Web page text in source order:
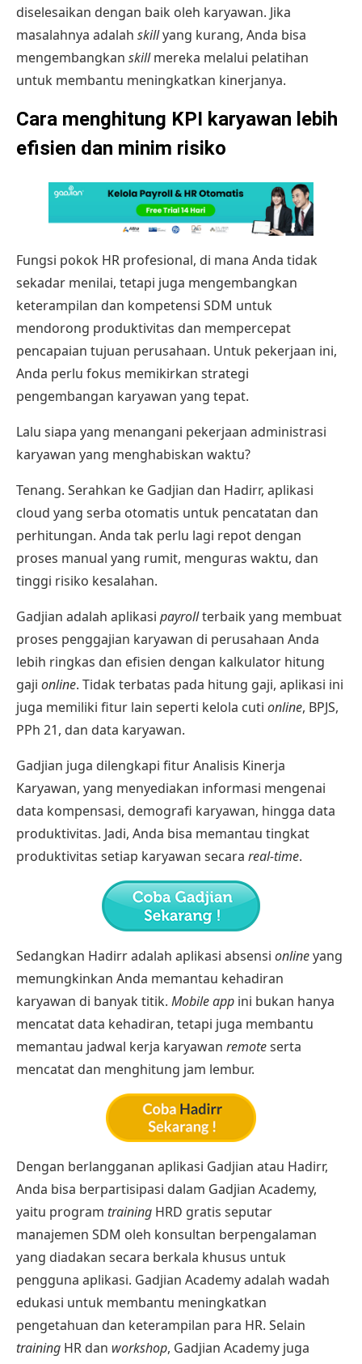
diselesaikan dengan baik oleh karyawan. Jika
masalahnya adalah skillyang kurang, Anda bisa
mengembangkan skillmereka melalui pelatihan
untuk membantu meningkatkan kinerjanya.
Cara menghitung KPI karyawan lebih
efisien dan minim risiko
Fungsi pokok HR profesional, di mana Anda tidak
sekadar menilai, tetapi juga mengembangkan
keterampilan dan kompetensi SDM untuk
mendorong produktivitas dan mempercepat
pencapaian tujuan perusahaan. Untuk pekerjaan ini,
Anda perlu fokus memikirkan strategi
pengembangan karyawan yang tepat.
Lalu siapa yang menangani pekerjaan administrasi
karyawan yang menghabiskan waktu?
Tenang. Serahkan ke Gadjian dan Hadirr, aplikasi
cloud yang serba otomatis untuk pencatatan dan
perhitungan. Anda tak perlu lagi repot dengan
proses manual yang rumit, menguras waktu, dan
tinggi risiko kesalahan.
Gadjian adalah aplikasi payrollterbaikyang membuat
proses penggajian karyawan di perusahaan Anda
lebih ringkas dan efisien dengan kalkulator hitung
gaji online. Tidak terbatas pada hitung gaji, aplikasi ini
juga memiliki fitur lain seperti kelola cuti online, BPJS,
PPh 21, dan data karyawan.
Gadjian juga dilengkapi fiturAnalisis Kinerja
Karyawan, yang menyediakan informasi mengenai
data kompensasi, demografi karyawan, hingga data
produktivitas. Jadi, Anda bisa memantau tingkat
produktivitas setiap karyawan secara real-time.
Sedangkan Hadirradalah aplikasi absensi onlineyang
memungkinkan Anda memantau kehadiran
karyawan di banyak titik. Mobile app ini bukan hanya
mencatat data kehadiran, tetapi juga membantu
memantau jadwal kerja karyawan remoteserta
mencatat dan menghitung jam lembur.
Dengan berlangganan aplikasi Gadjian atau Hadirr,
Anda bisa berpartisipasi dalam Gadjian Academy,
yaitu program training HRD gratis seputar
manajemen SDM oleh konsultan berpengalaman
yang diadakan secara berkala khusus untuk
pengguna aplikasi. Gadjian Academyadalah wadah
edukasi untuk membantu meningkatkan
pengetahuan dan keterampilan para HR. Selain
training HR dan workshop, Gadjian Academy juga